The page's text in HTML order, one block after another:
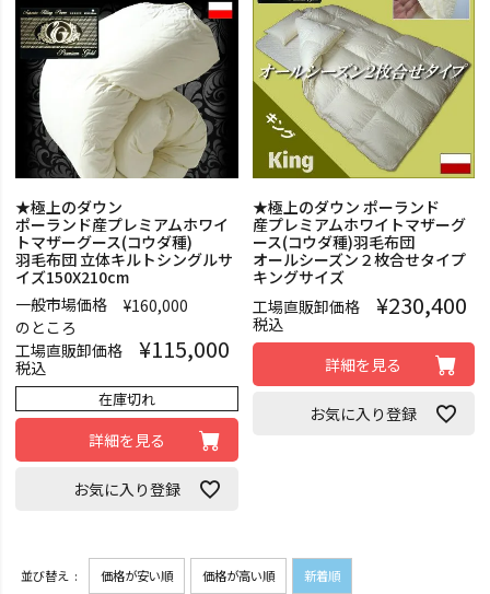
★極上のダウン
ポーランド産プレミアムホワイ
トマザーグース(コウダ種)
羽毛布団 立体キルトシングルサ
イズ150X210cm
一般市場価格
¥160,000
のところ
工場直販卸価格
¥115,000
税込
在庫切れ
詳細を見る
お気に入り登録
★極上のダウン ポーランド
産プレミアムホワイトマザーグ
ース(コウダ種)羽毛布団
オールシーズン２枚合せタイプ
キングサイズ
工場直販卸価格
¥230,400
税込
詳細を見る
お気に入り登録
並び替え 価格が安い順 価格が高い順 新着順